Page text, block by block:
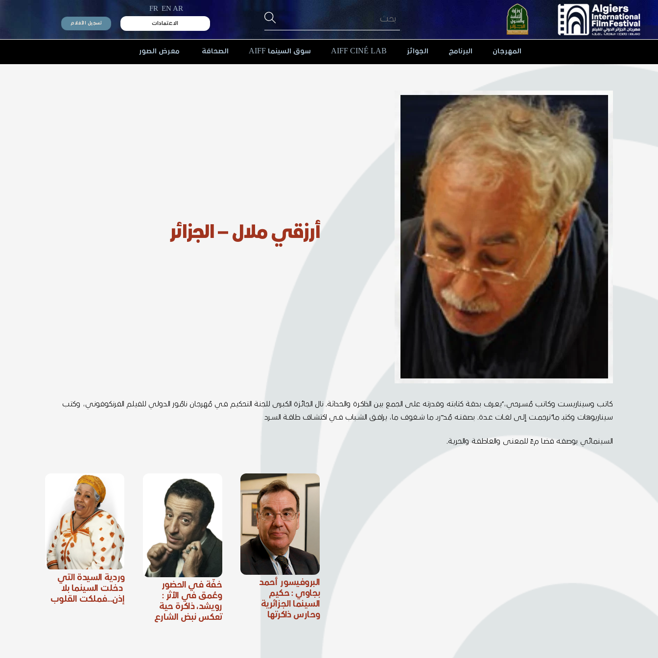
content
AR
EN
FR
الاعتمادات تسجيل الأفلام
المهرجان البرنامج الجوائز AIFF CINÉ LAB سوق السينما AIFF الصحافة معرض الصور
أرزقي ملال – الجزائر
كاتـب وسيناريسـت وكاتـب مُسـرحي، ُيعـرف بدقـة كتابتـه وقدرتـه علـى الجمـع بيـن الذاكـرة والحداثـة. نال الجائـزة الكبـرى للجنـة التحكيـم فـي مُهرجـان نامُـور الدولـي للفيلـم الفرنكوفونـي، وكتـب
سـيناريوهات وكتبــ ما ُترجمــت إلــى لغــات عــدة. بصفتــه مُد ّربــ ما شــغوف ما، يرافــق الشــباب فــي اكتشــاف طاقــة الســرد
السـينمائي بوصفـه فضـا مءً للمعنـى والعاطفـة والحريـة.
وردية السيدة التي
دخلت السينما بلا
إذن…فملكت القلوب
خفّة في الحضور
وعُمق في الأثر :
رويشد، ذاكرة حية
تعكس نبض الشارع
البروفيسور أحمد
بجاوي : حكيم
السينما الجزائرية
وحارس ذاكرتها